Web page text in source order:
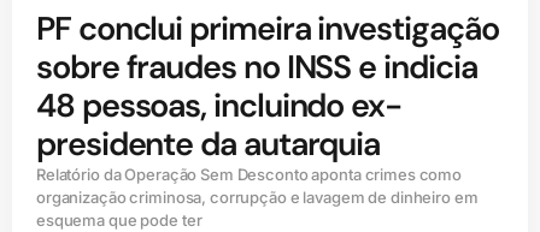
PF conclui primeira investigação
sobre fraudes no INSS e indicia
48 pessoas, incluindo ex-
presidente da autarquia
Relatório da Operação Sem Desconto aponta crimes como
organização criminosa, corrupção e lavagem de dinheiro em
esquema que pode ter